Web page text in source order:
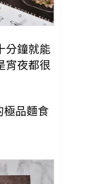
分鐘就能
宵夜都很
極品麵食